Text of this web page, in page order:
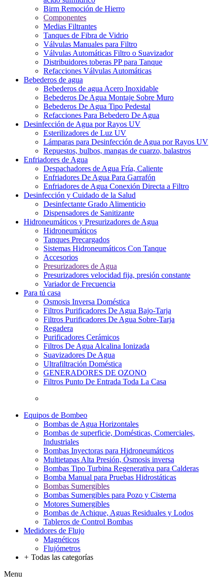
Birm Remoción de Hierro
Componentes
Medias Filtrantes
Tanques de Fibra de Vidrio
Válvulas Manuales para Filtro
Válvulas Automáticas Filtro o Suavizador
Distribuidores toberas PP para Tanque
Refacciones Válvulas Automáticas
Bebederos de agua
Bebederos de agua Acero Inoxidable
Bebederos De Agua Montaje Sobre Muro
Bebederos De Agua Tipo Pedestal
Refacciones Para Bebedero De Agua
Desinfección de Agua por Rayos UV
Esterilizadores de Luz UV
Lámparas para Desinfección de Agua por Rayos UV
Repuestos, bulbos, mangas de cuarzo, balastros
Enfriadores de Agua
Despachadores de Agua Fría, Caliente
Enfriadores De Agua Para Garrafón
Enfriadores de Agua Conexión Directa a Filtro
Desinfección y Cuidado de la Salud
Desinfectante Grado Alimenticio
Dispensadores de Sanitizante
Hidroneumáticos y Presurizadores de Agua
Hidroneumáticos
Tanques Precargados
Sistemas Hidroneumáticos Con Tanque
Accesorios
Presurizadores de Agua
Presurizadores velocidad fija, presión constante
Variador de Frecuencia
Para tú casa
Osmosis Inversa Doméstica
Filtros Purificadores De Agua Bajo-Tarja
Filtros Purificadores De Agua Sobre-Tarja
Regadera
Purificadores Cerámicos
Filtros De Agua Alcalina Ionizada
Suavizadores De Agua
Ultrafiltración Doméstica
GENERADORES DE OZONO
Filtros Punto De Entrada Toda La Casa
Equipos de Bombeo
Bombas de Agua Horizontales
Bombas de superficie, Domésticas, Comerciales,
Industriales
Bombas Inyectoras para Hidroneumáticos
Multietapas Alta Presión, Ósmosis inversa
Bombas Tipo Turbina Regenerativa para Calderas
Bomba Manual para Pruebas Hidrostáticas
Bombas Sumergibles
Bombas Sumergibles para Pozo y Cisterna
Motores Sumergibles
Bombas de Achique, Aguas Residuales y Lodos
Tableros de Control Bombas
Medidores de Flujo
Magnéticos
Flujómetros
+ Todas las categorías
Menu